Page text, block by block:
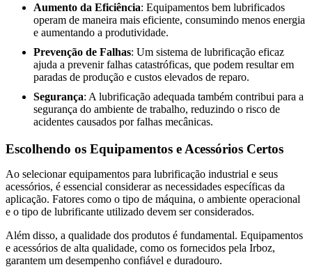
Aumento da Eficiência: Equipamentos bem lubrificados
operam de maneira mais eficiente, consumindo menos energia
e aumentando a produtividade.
Prevenção de Falhas: Um sistema de lubrificação eficaz
ajuda a prevenir falhas catastróficas, que podem resultar em
paradas de produção e custos elevados de reparo.
Segurança: A lubrificação adequada também contribui para a
segurança do ambiente de trabalho, reduzindo o risco de
acidentes causados por falhas mecânicas.
Escolhendo os Equipamentos e Acessórios Certos
Ao selecionar equipamentos para lubrificação industrial e seus
acessórios, é essencial considerar as necessidades específicas da
aplicação. Fatores como o tipo de máquina, o ambiente operacional
e o tipo de lubrificante utilizado devem ser considerados.
Além disso, a qualidade dos produtos é fundamental. Equipamentos
e acessórios de alta qualidade, como os fornecidos pela Irboz,
garantem um desempenho confiável e duradouro.